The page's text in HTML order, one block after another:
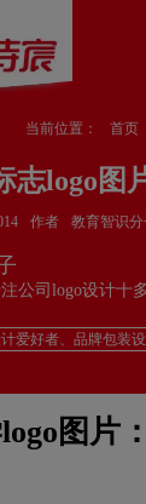
当前位置： 首页
志logo图
作者 教育智识
公司logo设计十
爱好者、品牌包装
图片：